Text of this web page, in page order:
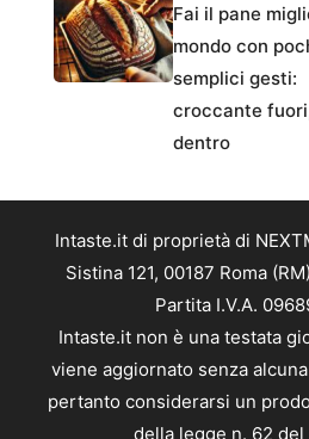
Fai il pane
mondo con
semplici gesti:
croccante
dentro
Intaste.it di proprietà di
Sistina 121, 00187 Roma
Partita I.V.A.
Intaste.it non è una testata
viene aggiornato senza
pertanto considerarsi un
della legge n. 62 del